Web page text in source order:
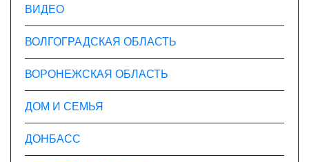
ВИДЕО
ВОЛГОГРАДСКАЯ ОБЛАСТЬ
ВОРОНЕЖСКАЯ ОБЛАСТЬ
ДОМ И СЕМЬЯ
ДОНБАСС